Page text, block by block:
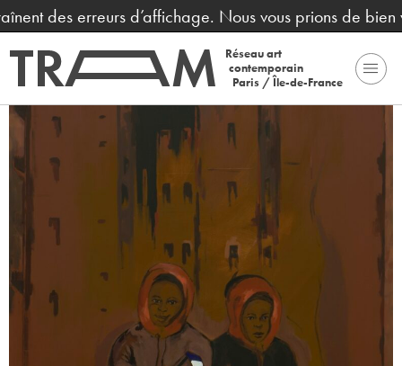
des erreurs d’affichage. Nous vous prions de bien
Réseau art
contemporain
Paris / Île-de-France